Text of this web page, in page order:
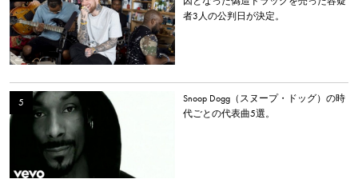
者3人の公判日が決定。
Snoop Dogg（スヌープ・ドッグ）の時
代ごとの代表曲5選。